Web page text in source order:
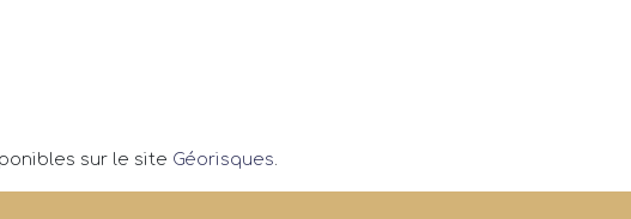
sur le site Géorisques.